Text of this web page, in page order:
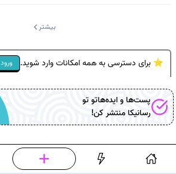
بیشتر
⭐ برای دسترسی به همه امکانات وارد شوید. ورود
پست‌ها و ایده‌هاتو تو
رسانیکامنتشر کن!